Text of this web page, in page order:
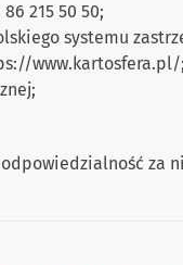
215 50 50;
systemu
www.kartosfera.pl/
za